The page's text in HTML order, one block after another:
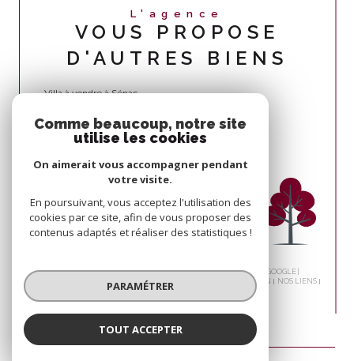
L'agence
VOUS PROPOSE
D'AUTRES BIENS
Villa à vendre à Sénas
© 2026 | TOUS DROITS RÉSERVÉS | TRADUCTION POWERED BY GOOGLE |
PLAN DU SITE ADMIN
NOS LIENS
POLITIQUE RGPD
Comme beaucoup, notre site
utilise les cookies
On aimerait vous accompagner pendant
votre visite.
En poursuivant, vous acceptez l'utilisation des
cookies par ce site, afin de vous proposer des
contenus adaptés et réaliser des statistiques !
PARAMÉTRER
TOUT ACCEPTER